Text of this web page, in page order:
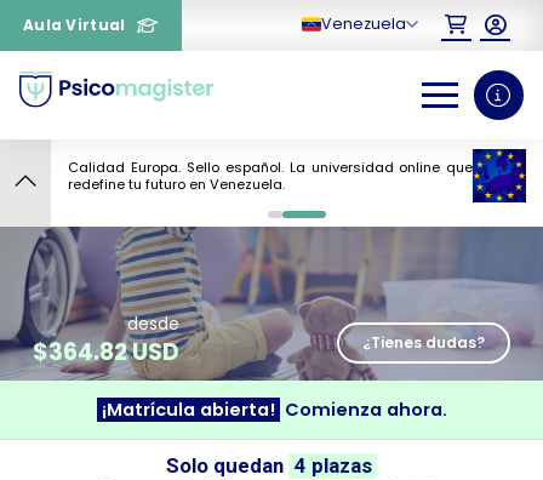
Aula Virtual Venezuela
Calidad Europa. Sello español. La universidad online que
redefine tu futuro en Venezuela.
0 1
desde
$364.82 USD ¿Tienes dudas?
¡Matrícula abierta! Comienza ahora.
Solo quedan 4 plazas
¿Necesitas más información
sobre un curso?